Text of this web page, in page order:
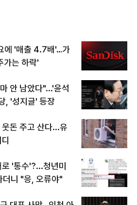
에 '매출 4.7배'…가
가는 하락'
안 남았다"...'윤석
, '성지글' 등장
돈 주고 산다...유
'통수'?...청년미
더니 "응, 오류야"